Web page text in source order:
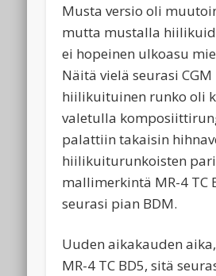
Musta versio oli
mutta mustalla
ei hopeinen ulkoasu
Näitä vielä seurasi
hiilikuituinen runko oli
valetulla
palattiin takaisin
hiilikuiturunkoisten
mallimerkintä MR-4 TC
seurasi pian BDM.
Uuden aikakauden
MR-4 TC BD5, sitä